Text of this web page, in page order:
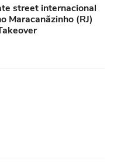
street internacional
Maracanãzinho (RJ)